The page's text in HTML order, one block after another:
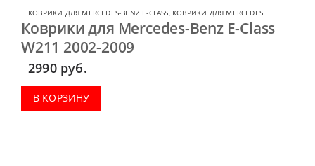
КОВРИКИ ДЛЯ MERCEDES-BENZ E-CLASS КОВРИКИ ДЛЯ MERCEDES
Коврики для Mercedes-Benz E-Class
W211 2002-2009
2990 руб.
В КОРЗИНУ